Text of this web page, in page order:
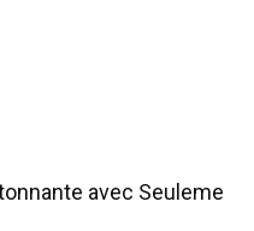
avec Seuleme